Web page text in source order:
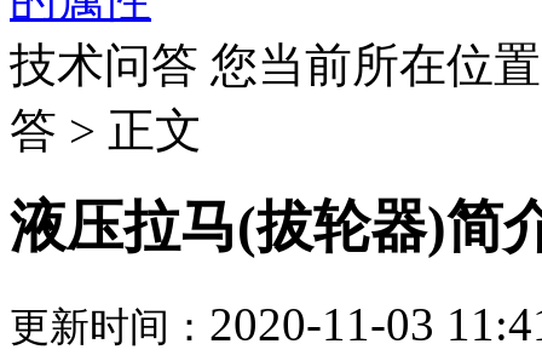
技术问答 您当前所在位
答 > 正文
液压拉马(拔轮器)简
更新时间： 2020-11-03